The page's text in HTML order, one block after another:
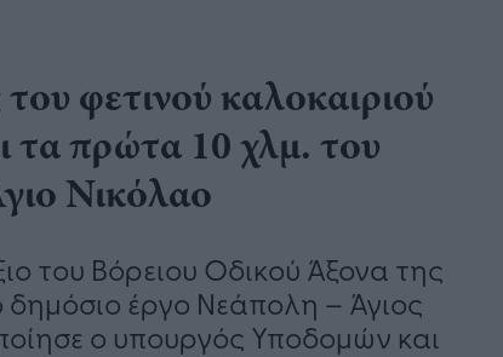
φετινού καλοκαιριού
τα πρώτα 10 χλμ. του
Νικόλαο
του Βόρειου Οδικού Άξονα της
έργο Νεάπολη – Άγιος
ο υπουργός Υποδομών και